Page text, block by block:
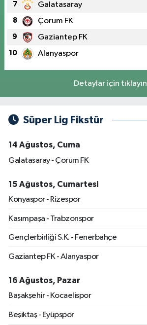
7 Galatasaray
8 Çorum FK
9 Gaziantep FK
10 Alanyaspor
Detaylar için tıklayın
Süper Lig Fikstür
14 Ağustos, Cuma
Galatasaray - Çorum FK
15 Ağustos, Cumartesi
Konyaspor - Rizespor
Kasımpaşa - Trabzonspor
Gençlerbirliği S.K. - Fenerbahçe
Gaziantep FK - Alanyaspor
16 Ağustos, Pazar
Başakşehir - Kocaelispor
Beşiktaş - Eyüpspor